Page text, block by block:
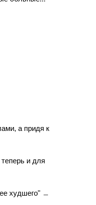
а придя к
и для
худшего" ﹘